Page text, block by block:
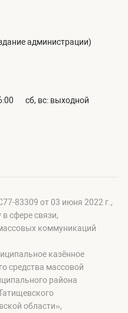
администрации)
сб, вс: выходной
83309 от 03 июня 2022 г.,
сфере связи,
коммуникаций
казённое
средства массовой
района
области»,